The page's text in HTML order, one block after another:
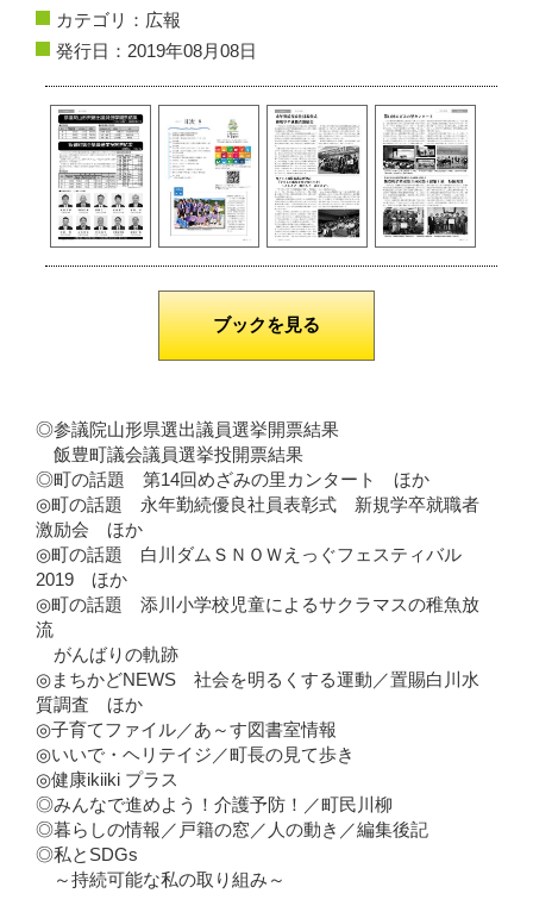
カテゴリ： 広報
発行日：2019年08月08日
ブックを見る
◎参議院山形県選出議員選挙開票結果
飯豊町議会議員選挙投開票結果
◎町の話題 第14回めざみの里カンタート ほか
◎町の話題 永年勤続優良社員表彰式 新規学卒就職者
激励会 ほか
◎町の話題 白川ダムＳＮＯＷえっぐフェスティバル
2019 ほか
◎町の話題 添川小学校児童によるサクラマスの稚魚放
流
がんばりの軌跡
◎まちかどNEWS 社会を明るくする運動／置賜白川水
質調査 ほか
◎子育てファイル／あ～す図書室情報
◎いいで・ヘリテイジ／町長の見て歩き
◎健康ikiiki プラス
◎みんなで進めよう！介護予防！／町民川柳
◎暮らしの情報／戸籍の窓／人の動き／編集後記
◎私とSDGs
～持続可能な私の取り組み～
個人情報保護方針
動作環境
リンク集